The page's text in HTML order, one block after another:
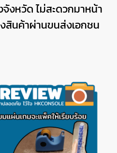
งหวัด ไม่สะดวกมาหน้า
สินค้าผ่านขนส่งเอกชน